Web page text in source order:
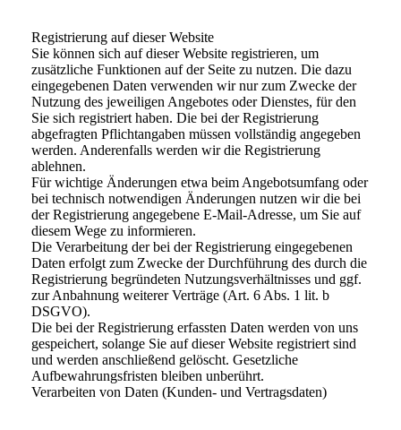
Registrierung auf dieser Website
Sie können sich auf dieser Website registrieren, um
zusätzliche Funktionen auf der Seite zu nutzen. Die dazu
eingegebenen Daten verwenden wir nur zum Zwecke der
Nutzung des jeweiligen Angebotes oder Dienstes, für den
Sie sich registriert haben. Die bei der Registrierung
abgefragten Pflichtangaben müssen vollständig angegeben
werden. Anderenfalls werden wir die Registrierung
ablehnen.
Für wichtige Änderungen etwa beim Angebotsumfang oder
bei technisch notwendigen Änderungen nutzen wir die bei
der Registrierung angegebene E-Mail-Adresse, um Sie auf
diesem Wege zu informieren.
Die Verarbeitung der bei der Registrierung eingegebenen
Daten erfolgt zum Zwecke der Durchführung des durch die
Registrierung begründeten Nutzungsverhältnisses und ggf.
zur Anbahnung weiterer Verträge (Art. 6 Abs. 1 lit. b
DSGVO).
Die bei der Registrierung erfassten Daten werden von uns
gespeichert, solange Sie auf dieser Website registriert sind
und werden anschließend gelöscht. Gesetzliche
Aufbewahrungsfristen bleiben unberührt.
Verarbeiten von Daten (Kunden- und Vertragsdaten)